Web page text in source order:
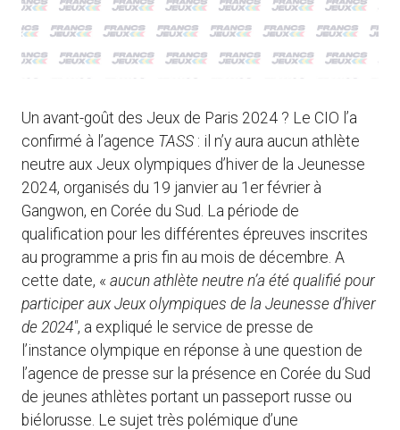
Un avant-goût des Jeux de Paris 2024 ? Le CIO l’a
confirmé à l’agence TASS : il n’y aura aucun athlète
neutre aux Jeux olympiques d’hiver de la Jeunesse
2024, organisés du 19 janvier au 1er février à
Gangwon, en Corée du Sud. La période de
qualification pour les différentes épreuves inscrites
au programme a pris fin au mois de décembre. A
cette date, « aucun athlète neutre n’a été qualifié pour
participer aux Jeux olympiques de la Jeunesse d’hiver
de 2024″, a expliqué le service de presse de
l’instance olympique en réponse à une question de
l’agence de presse sur la présence en Corée du Sud
de jeunes athlètes portant un passeport russe ou
biélorusse. Le sujet très polémique d’une